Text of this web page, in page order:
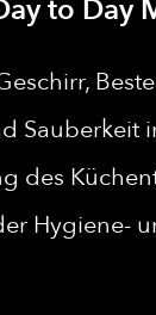
to Day
Sauberkeit
des
Hygiene-